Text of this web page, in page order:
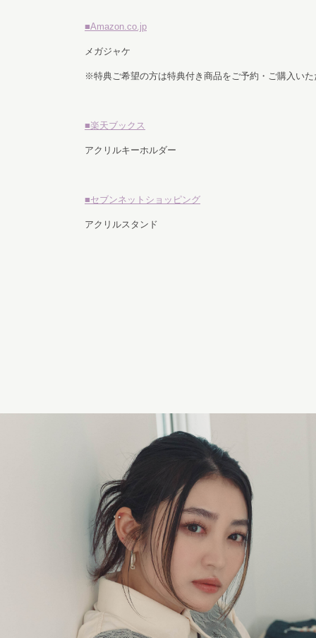
■Amazon.co.jp
メガジャケ
※特典ご希望の方は特典付き商品をご予約・ご購入いた
■楽天ブックス
アクリルキーホルダー
■セブンネットショッピング
アクリルスタンド